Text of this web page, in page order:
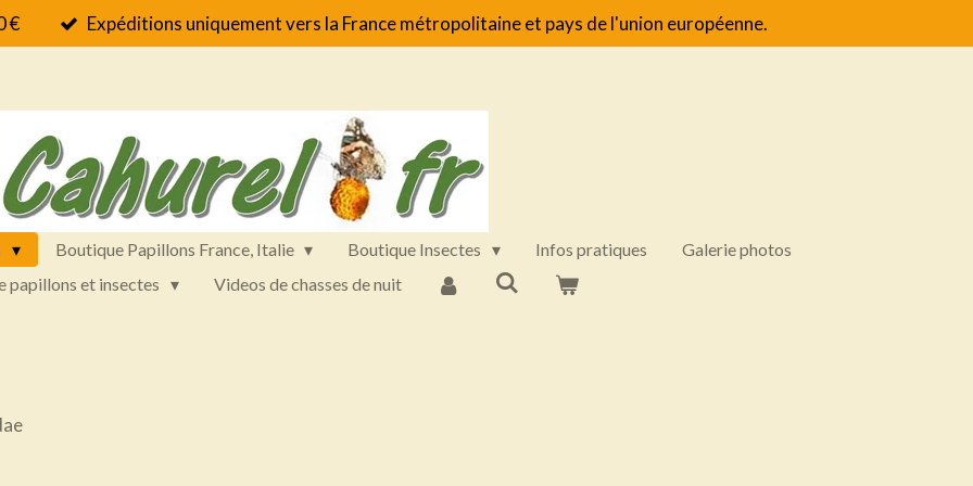
€ Expéditions uniquement vers la France métropolitaine et pays de l'union européenne.
Boutique Papillons France, Italie Boutique Insectes Infos pratiques
Galerie photos
papillons et insectes
Videos de chasses de nuit